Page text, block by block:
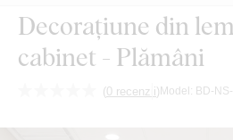
Decorațiune din
cabinet - Plămâni
(0 recenzii) Model: BD-